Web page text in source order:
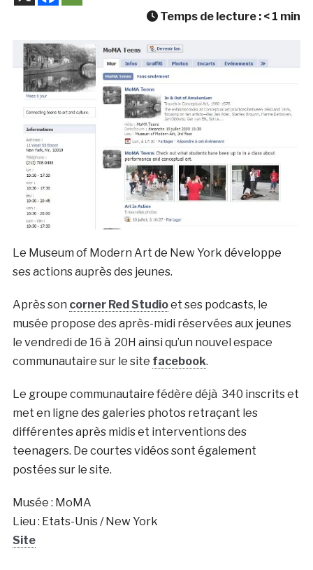
Temps de lecture : < 1 min
Le Museum of Modern Art de New York développe
ses actions auprès des jeunes.
Après son corner Red Studioet ses podcasts, le
musée propose des après-midi réservées aux jeunes
le vendredi de 16 à 20H ainsi qu’un nouvel espace
communautaire sur le site facebook.
Le groupe communautaire fédère déjà 340 inscrits et
met en ligne des galeries photos retraçant les
différentes après midis et interventions des
teenagers. De courtes vidéos sont également
postées sur le site.
Musée : MoMA
Lieu : Etats-Unis / New York
Site